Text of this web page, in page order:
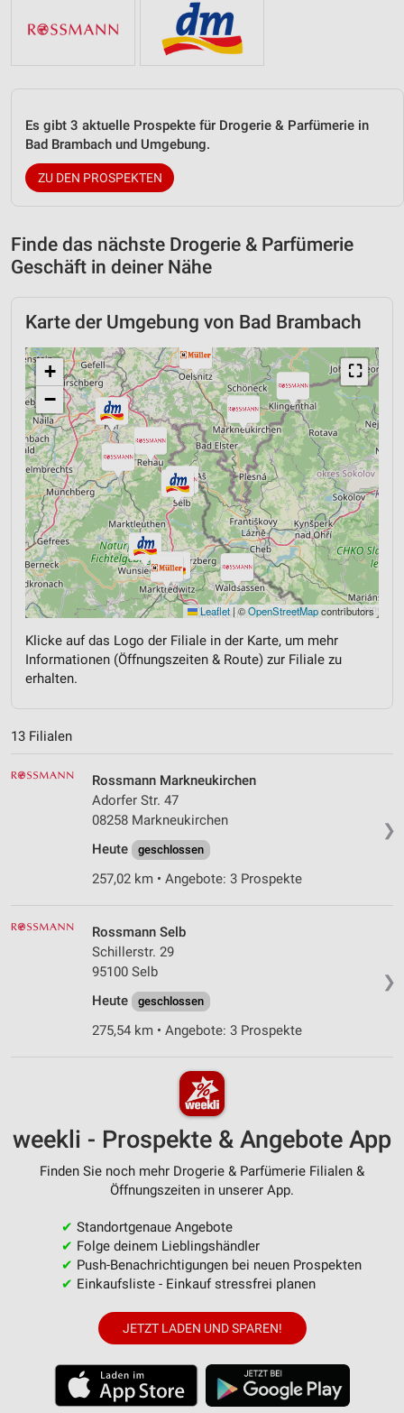
Es gibt 3 aktuelle Prospekte für Drogerie & Parfümerie in
Bad Brambach und Umgebung.
ZU DEN PROSPEKTEN
Finde das nächste Drogerie & Parfümerie
Geschäft in deiner Nähe
Karte der Umgebung von Bad Brambach
⛶
+
−
Leaflet|©OpenStreetMapcontributors
Klicke auf das Logo der Filiale in der Karte, um mehr
Informationen (Öffnungszeiten & Route) zur Filiale zu
erhalten.
13 Filialen
❯
Rossmann Markneukirchen
Adorfer Str. 47
08258 Markneukirchen
Heute
geschlossen
257,02 km • Angebote: 3 Prospekte
❯
Rossmann Selb
Schillerstr. 29
95100 Selb
Heute
geschlossen
275,54 km • Angebote: 3 Prospekte
weekli - Prospekte & Angebote App
Finden Sie noch mehr Drogerie & Parfümerie Filialen &
Öffnungszeiten in unserer App.
✔ Standortgenaue Angebote
✔ Folge deinem Lieblingshändler
✔ Push-Benachrichtigungen bei neuen Prospekten
✔ Einkaufsliste - Einkauf stressfrei planen
JETZT LADEN UND SPAREN!